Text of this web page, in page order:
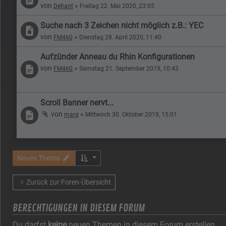
von Defiant » Freitag 22. Mai 2020, 23:05
Suche nach 3 Zeichen nicht möglich z.B.: YEC
von FM460 » Dienstag 28. April 2020, 11:40
Aufzünder Anneau du Rhin Konfigurationen
von FM460 » Samstag 21. September 2019, 10:43
Scroll Banner nervt...
von marq » Mittwoch 30. Oktober 2019, 15:01
Neues Thema
Zurück zur Foren-Übersicht
BERECHTIGUNGEN IN DIESEM FORUM